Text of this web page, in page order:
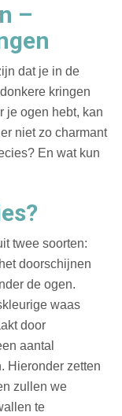
–
dat je in de
kringen
je ogen hebt, kan
niet zo charmant
En wat kun
twee soorten:
doorschijnen
de ogen.
waas
door
aantal
Hieronder zetten
zullen we
te